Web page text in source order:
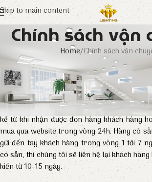
Skip to main content
Chính sách vận
Home Chính sách vận
a. Thời gian vận chuyển:
Nhằm đem lại sự tiện lợi cho khách hàng
có hỗ trợ giao hàng tận nơi. Ngày thường
xác nhận đơn hàng cho khách hàng trong
kể từ khi nhận được đơn hàng khách hàng
mua qua website trong vòng 24h. Hàng có
gửi đến tay khách hàng trong vòng 1 tới 7
có sẵn, thì chúng tôi sẽ liên hệ lại khách
kiến từ 10-15 ngày.